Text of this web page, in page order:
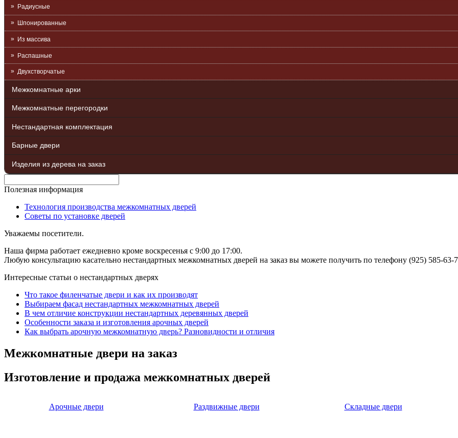
Радиусные
Шпонированные
Из массива
Распашные
Двухстворчатые
Межкомнатные арки
Межкомнатные перегородки
Нестандартная комплектация
Барные двери
Изделия из дерева на заказ
Полезная информация
Технология производства межкомнатных дверей
Советы по установке дверей
Уважаемы посетители.
Наша фирма работает ежедневно кроме воскресенья с 9:00 до 17:00.
Любую консультацию касательно нестандартных межкомнатных дверей на заказ вы можете получить по телефону (925) 585-63-
Интересные статьи о нестандартных дверях
Что такое филенчатые двери и как их производят
Выбираем фасад нестандартных межкомнатных дверей
В чем отличие конструкции нестандартных деревянных дверей
Особенности заказа и изготовления арочных дверей
Как выбрать арочную межкомнатную дверь? Разновидности и отличия
Межкомнатные двери на заказ
Изготовление и продажа межкомнатных дверей
Арочные двери Раздвижные двери Складные двери